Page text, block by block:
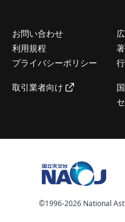
お問い合わせ
利用規程
プライバシーポリシー
取引業者向け
©️1996-2026 National